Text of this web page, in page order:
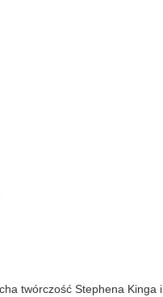
twórczość Stephena Kinga i